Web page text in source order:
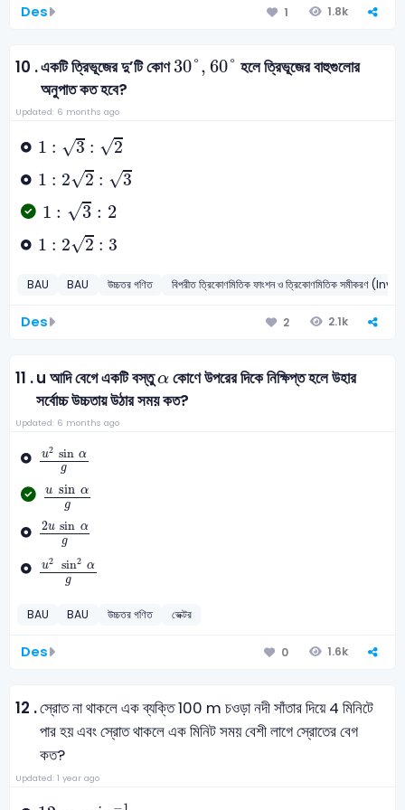
Des 1 1.8k
10 .একটি ত্রিভূজের দু’টি কোণ30°, 60°
30° 60° হলে ত্রিভূজের বাহুগুলোর
অনুপাত কত হবে?
Updated: 6 months ago
1 : √3 : √2
1
1 : 2√2 : √3
1 2:
1 : √3 : 2
1:
1 : 2√2 : 3
1 2:
BAU BAU উচ্চতর গণিত বিপরীত ত্রিকোণমিতিক ফাংশন ও ত্রিকোণমিতিক
Des 2 2.1k
11 .u আদি বেগে একটি বস্তুα
α কোণে উপরের দিকে নিক্ষিপ্ত হলে ‍উহার
সর্বোচ্চ উচ্চতায় উঠার সময় কত?
Updated: 6 months ago
u2 sin α
g
u2 sin
u sin α
g
u sinα
2u sin α
g
2u sin
u2 sin2 α
g
u2 sin2
BAU BAU উচ্চতর গণিত ভেক্টর
Des 0 1.6k
12 .স্রোত না থাকলে এক ব্যক্তি 100 m চওড়া নদী সাঁতার দিয়ে 4 মিনিটে
পার হয় এবং স্রোত থাকলে এক মিনিট সময় বেশী লাগে স্রোতের বেগ
কত?
Updated: 1 year ago
12 mi n-1